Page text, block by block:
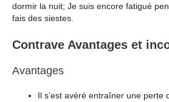
dormir la nuit; Je suis encore fatigué
fais des siestes.
Contrave Avantages et
Avantages
Il s’est avéré entraîner une perte